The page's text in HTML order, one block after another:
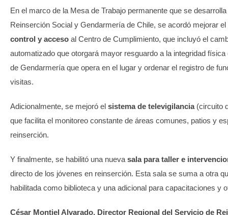
En el marco de la Mesa de Trabajo permanente que se
Reinserción Social y Gendarmería de Chile, se acordó mejorar el
control y acceso al Centro de Cumplimiento, que incluyó el
automatizado que otorgará mayor resguardo a la integridad física
de Gendarmería que opera en el lugar y ordenar el registro de
visitas.
Adicionalmente, se mejoró el sistema de televigilancia(circuito
que facilita el monitoreo constante de áreas comunes, patios y
reinserción.
Y finalmente, se habilitó una nueva sala para taller e
directo de los jóvenes en reinserción. Esta sala se suma a otra
habilitada como biblioteca y una adicional para capacitaciones y
César Montiel Alvarado, Director Regional del Servicio de